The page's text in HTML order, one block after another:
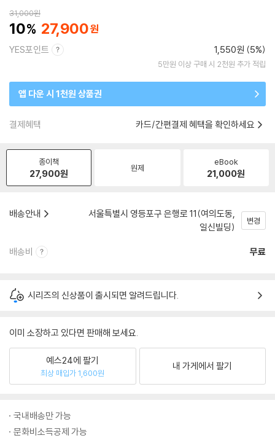
31,000원
10 27,900
YES포인트 1,550원 (5%)
5만원 이상 구매 시 2천원 추가 적립
앱 다운 시 1천원 상품권
결제혜택 카드/간편결제 혜택을 확인하세요
종이책
27,900원 원제
eBook
21,000원
배송안내
서울특별시 영등포구 은행로 11(여의도동,
일신빌딩)
변경
배송비 무료
시리즈의 신상품이 출시되면 알려드립니다.
이미 소장하고 있다면 판매해 보세요.
예스24에 팔기
최상 매입가 1,600원
내 가게에서 팔기
국내배송만 가능
문화비소득공제 가능